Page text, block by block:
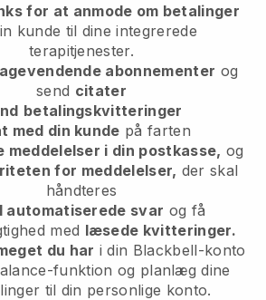
for at anmode om betalinger
kunde til dine integrerede
terapitjenester.
abonnementer og
send citater
betalingskvitteringer
med din kunde på farten
meddelelser i din postkasse, og
for meddelelser, der skal
håndteres
automatiserede svar og få
med læsede kvitteringer.
du har i din Blackbell-konto
funktion og planlæg dine
til din personlige konto.